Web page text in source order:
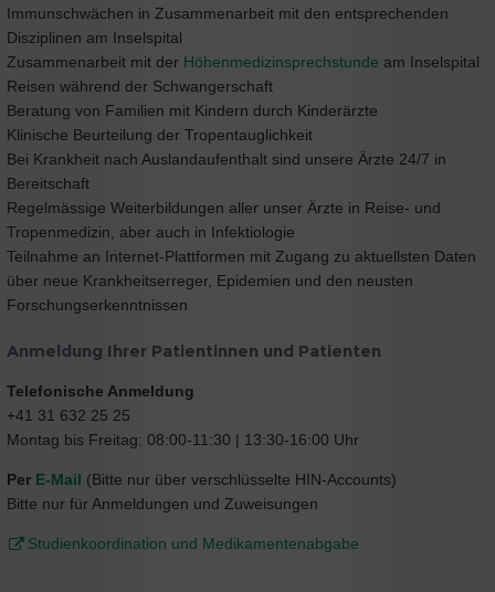
Immunschwächen in Zusammenarbeit mit den entsprechenden
Disziplinen am Inselspital
Zusammenarbeit mit der Höhenmedizinsprechstunde am Inselspital
Reisen während der Schwangerschaft
Beratung von Familien mit Kindern durch Kinderärzte
Klinische Beurteilung der Tropentauglichkeit
Bei Krankheit nach Auslandaufenthalt sind unsere Ärzte 24/7 in
Bereitschaft
Regelmässige Weiterbildungen aller unser Ärzte in Reise- und
Tropenmedizin, aber auch in Infektiologie
Teilnahme an Internet-Plattformen mit Zugang zu aktuellsten Daten
über neue Krankheitserreger, Epidemien und den neusten
Forschungserkenntnissen
Anmeldung Ihrer Patientinnen und Patienten
Telefonische Anmeldung
+41 31 632 25 25
Montag bis Freitag: 08:00-11:30 | 13:30-16:00 Uhr
Per E-Mail (Bitte nur über verschlüsselte HIN-Accounts)
Bitte nur für Anmeldungen und Zuweisungen
Studienkoordination und Medikamentenabgabe